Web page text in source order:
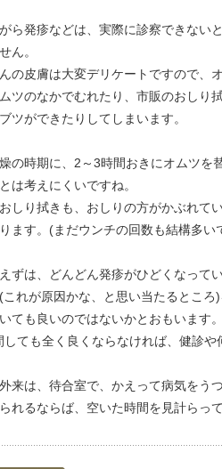
ら発疹などは、実際に診察できない
ん。
の皮膚は大変デリケートですので、
ツのなかでむれたり、市販のおしり
ツができたりしてしまいます。
の時期に、2～3時間おきにオムツを
は考えにくいですね。
しり拭きも、おしりの方がかぶれて
ます。(まだウンチの回数も結構多い
ずは、どんどん発疹がひどくなって
これが原因かな、と思い当たるとこ
ても良いのではないかとおもいます。
しても全く良くならなければ、健診や
来は、待合室で、かえって病気をう
れるならば、空いた時間を見計らっ